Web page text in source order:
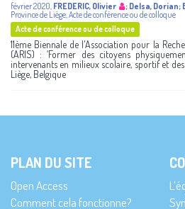
février 2020, FREDERIC, Olivier ; Delsa, Dorian;
Province de Liège,Acte de conférence ou de colloque
Acte de conférence ou de colloque
11ème Biennale de l'Association pour la
(ARIS) : ‘Former des citoyens
intervenants en milieux scolaire, sportif et
Liège, Belgique
PLAN DU SITE
Open Access
Comment cela fonctionne?